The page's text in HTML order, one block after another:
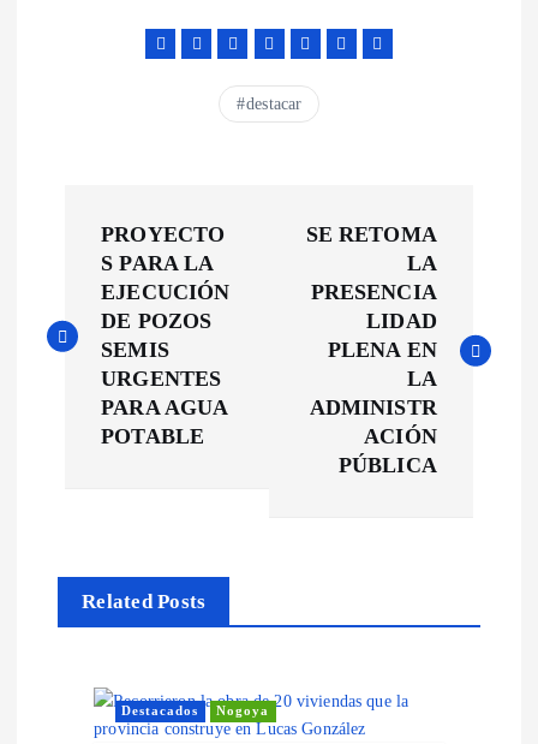
destacar
v
c
PROYECTO
S PARA LA
EJECUCIÓN
DE POZOS
SEMIS
URGENTES
PARA AGUA
POTABLE
SE RETOMA
LA
PRESENCIA
LIDAD
PLENA EN
LA
ADMINISTR
ACIÓN
PÚBLICA
Related Posts
Destacados Nogoya